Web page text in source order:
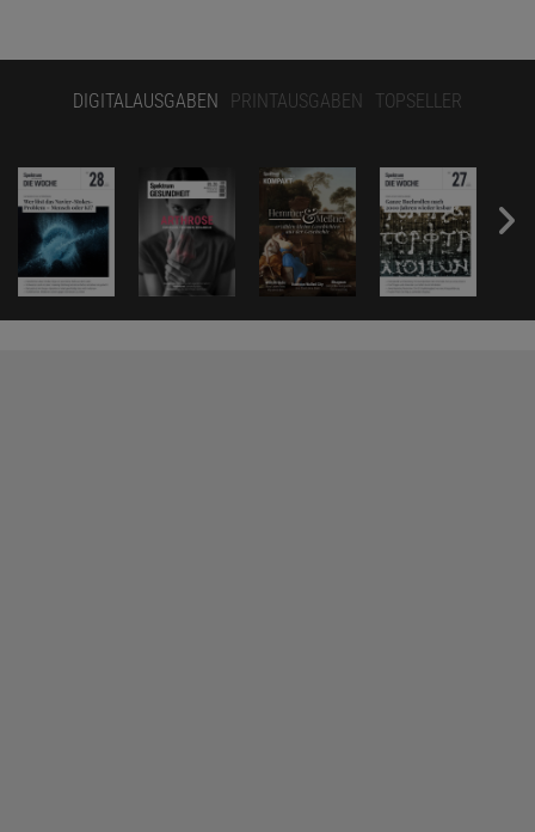
DIGITALAUSGABEN PRINTAUSGABEN TOPSELLER